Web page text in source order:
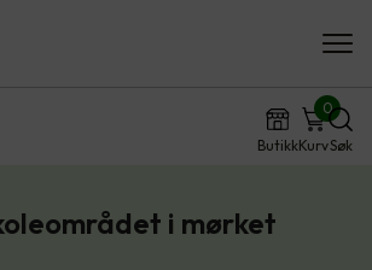
ButikkKurv
0
Søk
i mørket